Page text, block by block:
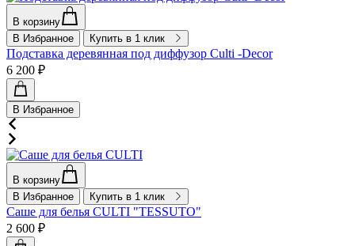
В корзину
В Избранное
Купить в 1 клик
Подставка деревянная под диффузор Culti -Decor
6 200 ₽
В Избранное
В корзину
В Избранное
Купить в 1 клик
Саше для белья CULTI "TESSUTO"
2 600 ₽